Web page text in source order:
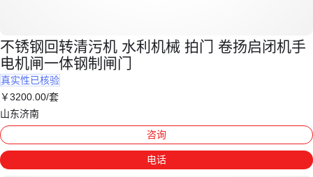
不锈钢回转清污机 水利机械 拍门 卷扬启闭机手
电机闸一体钢制闸门
真实性已核验
￥3200.00/套
山东济南
咨询
电话